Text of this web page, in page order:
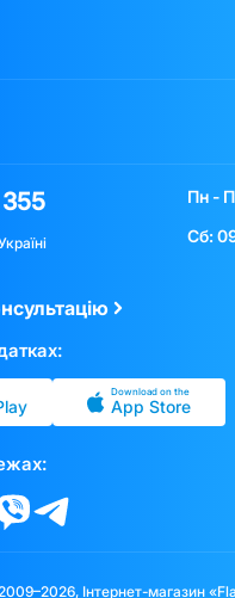
Пн -
Сб:
Download on the
App Store
Інтернет-магазин